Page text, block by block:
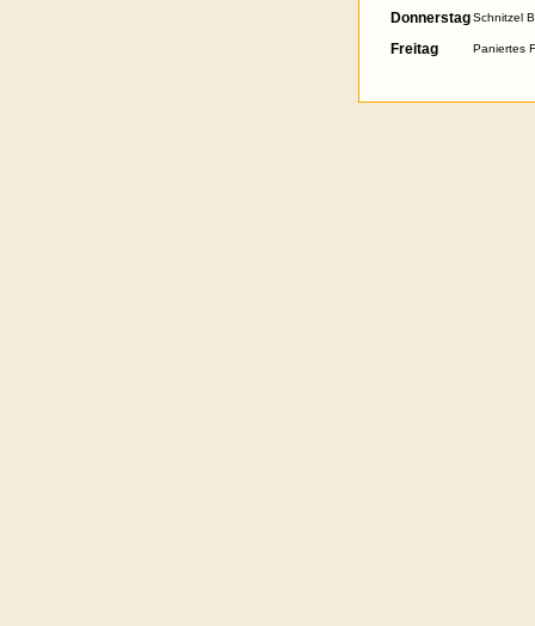
DonnerstagSchnitzel
Freitag Paniertes